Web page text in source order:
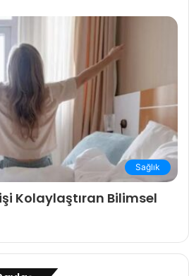
Sağlık
Kolaylaştıran Bilimsel